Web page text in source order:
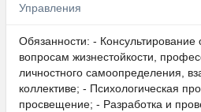
Управления
Обязанности: -
вопросам жизнестойкости,
личностного самоопределения,
коллективе; - Психологическая
просвещение; - Разработка и